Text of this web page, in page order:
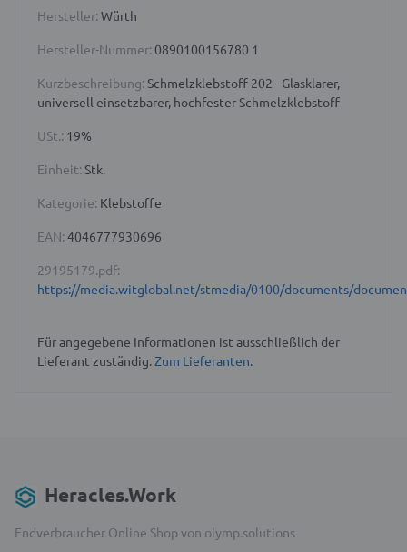
Hersteller: Würth
Hersteller-Nummer: 0890100156780 1
Kurzbeschreibung: Schmelzklebstoff 202 - Glasklarer,
universell einsetzbarer, hochfester Schmelzklebstoff
USt.: 19%
Einheit: Stk.
Kategorie: Klebstoffe
EAN: 4046777930696
29195179.pdf:
https://media.witglobal.net/stmedia/0100/documents/
Für angegebene Informationen ist ausschließlich der
Lieferant zuständig.Zum Lieferanten.
Heracles.Work
Endverbraucher Online Shop von olymp.solutions